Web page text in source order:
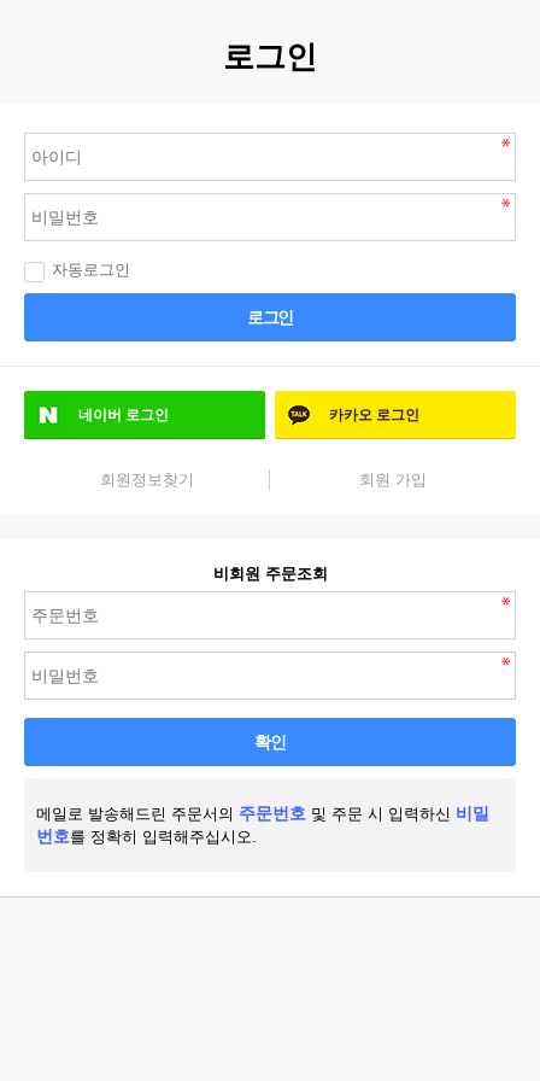
로그인
자동로그인
로그인
네이버 로그인 카카오 로그인
회원정보찾기 회원 가입
비회원 주문조회
확인
메일로 발송해드린 주문서의 주문번호 및 주문 시 입력하신 비밀
번호를 정확히 입력해주십시오.